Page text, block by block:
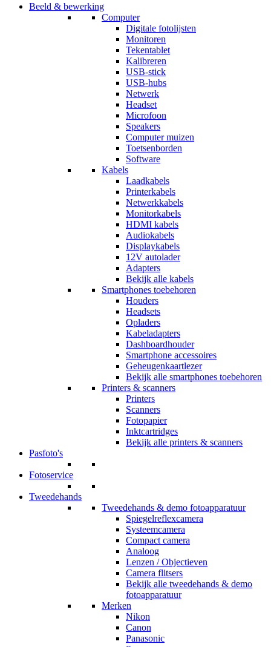
Beeld & bewerking
Computer
Digitale fotolijsten
Monitoren
Tekentablet
Kalibreren
USB-stick
USB-hubs
Netwerk
Headset
Microfoon
Speakers
Computer muizen
Toetsenborden
Software
Kabels
Laadkabels
Printerkabels
Netwerkkabels
Monitorkabels
HDMI kabels
Audiokabels
Displaykabels
12V autolader
Adapters
Bekijk alle kabels
Smartphones toebehoren
Houders
Headsets
Opladers
Kabeladapters
Dashboardhouder
Smartphone accessoires
Geheugenkaartlezer
Bekijk alle smartphones toebehoren
Printers & scanners
Printers
Scanners
Fotopapier
Inktcartridges
Bekijk alle printers & scanners
Pasfoto's
Fotoservice
Tweedehands
Tweedehands & demo fotoapparatuur
Spiegelreflexcamera
Systeemcamera
Compact camera
Analoog
Lenzen / Objectieven
Camera flitsers
Bekijk alle tweedehands & demo
fotoapparatuur
Merken
Nikon
Canon
Panasonic